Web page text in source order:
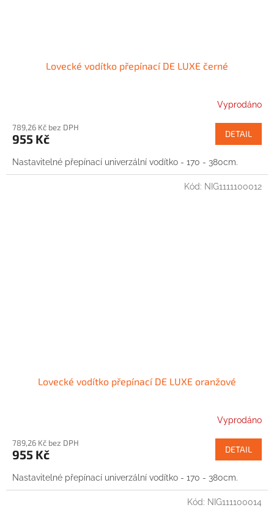
Lovecké vodítko přepínací DE LUXE černé
Vyprodáno
789,26 Kč bez DPH
955 Kč DETAIL
Nastavitelné přepínací univerzální vodítko - 170 - 380cm.
Lovecké vodítko přepínací DE LUXE oranžové
Vyprodáno
789,26 Kč bez DPH
955 Kč DETAIL
Nastavitelné přepínací univerzální vodítko - 170 - 380cm.
Kód: NIG1111100012
Kód: NIG111100014